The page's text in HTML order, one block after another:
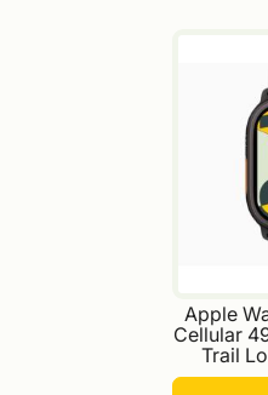
Apple
Cellular
Trail